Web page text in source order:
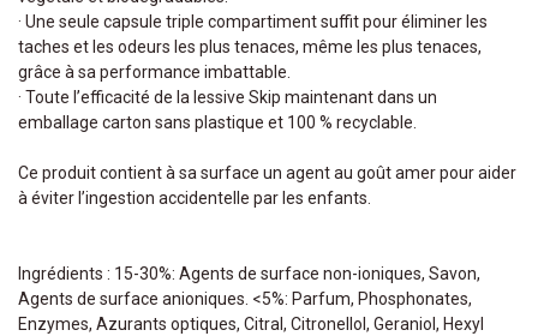
· Une seule capsule triple compartiment suffit pour éliminer les
taches et les odeurs les plus tenaces, même les plus tenaces,
grâce à sa performance imbattable.
· Toute l’efficacité de la lessive Skip maintenant dans un
emballage carton sans plastique et 100 % recyclable.
Ce produit contient à sa surface un agent au goût amer pour aider
à éviter l’ingestion accidentelle par les enfants.
Ingrédients : 15-30%: Agents de surface non-ioniques, Savon,
Agents de surface anioniques. <5%: Parfum, Phosphonates,
Enzymes, Azurants optiques, Citral, Citronellol, Geraniol, Hexyl